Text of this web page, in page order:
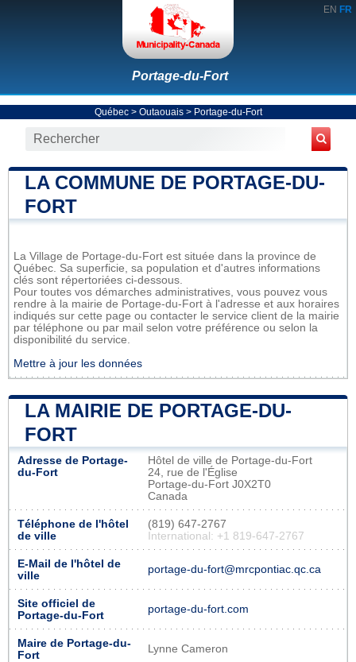
EN FR
Portage-du-Fort
Québec> Outaouais> Portage-du-Fort
LA COMMUNE DE PORTAGE-DU-
FORT
La Village de Portage-du-Fort est située dans la province de
Québec. Sa superficie, sa population et d'autres informations
clés sont répertoriées ci-dessous.
Pour toutes vos démarches administratives, vous pouvez vous
rendre à la mairie de Portage-du-Fort à l'adresse et aux horaires
indiqués sur cette page ou contacter le service client de la mairie
par téléphone ou par mail selon votre préférence ou selon la
disponibilité du service.
Mettre à jour les données
LA MAIRIE DE PORTAGE-DU-
FORT
Adresse de Portage-
du-Fort
Hôtel de ville de Portage-du-Fort
24, rue de l'Église
Portage-du-Fort J0X2T0
Canada
Téléphone de l'hôtel
de ville
(819) 647-2767
International: +1 819-647-2767
E-Mail de l'hôtel de
ville
portage-du-fort@mrcpontiac.qc.ca
Site officiel de
Portage-du-Fort
portage-du-fort.com
Maire de Portage-du-
Fort
Lynne Cameron